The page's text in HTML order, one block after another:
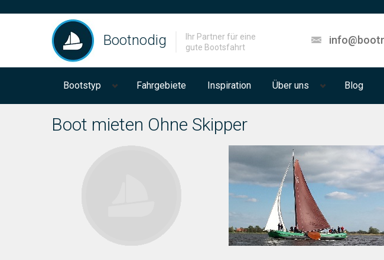
Bootnodig
Ihr Partner für eine
gute Bootsfahrt
Bootstyp Fahrgebiete Inspiration Über uns Blog
Boot mieten Ohne Skipper